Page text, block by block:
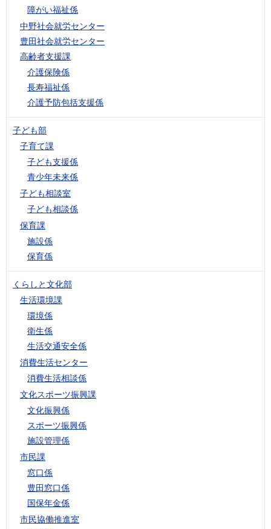
障がい福祉係
中野社会就労センター
豊田社会就労センター
高齢者支援課
介護保険係
長寿福祉係
介護予防包括支援係
子ども部
子育て課
子ども支援係
青少年未来係
子ども相談室
子ども相談係
保育課
施設係
保育係
くらしと文化部
生活環境課
環境係
衛生係
生活交通安全係
消費生活センター
消費生活相談係
文化スポーツ振興課
文化振興係
スポーツ振興係
施設管理係
市民課
窓口係
豊田窓口係
国保年金係
市民協働推進室